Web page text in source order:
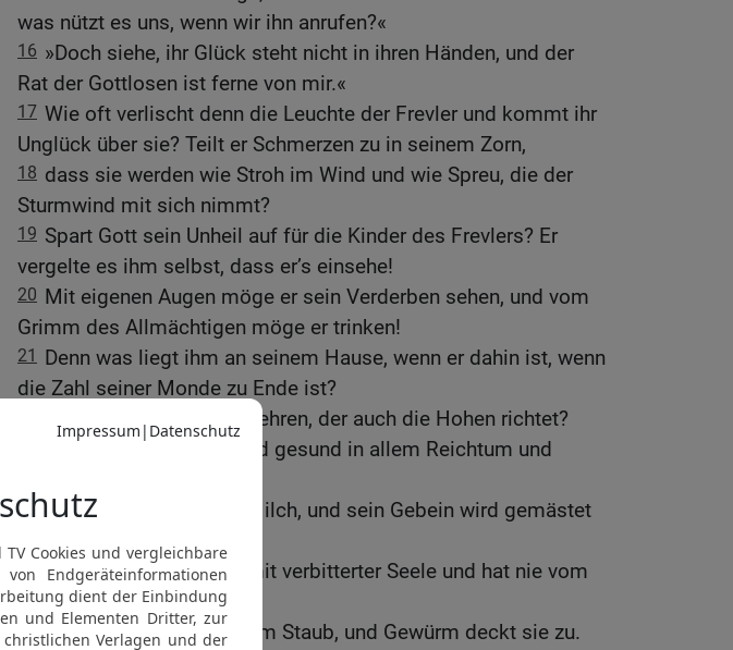
was nützt es uns, wenn wir ihn anrufen?«
16 »Doch siehe, ihr Glück steht nicht in ihren Händen, und der
Rat der Gottlosen ist ferne von mir.«
17 Wie oft verlischt denn die Leuchte der Frevler und kommt ihr
Unglück über sie? Teilt er Schmerzen zu in seinem Zorn,
18 dass sie werden wie Stroh im Wind und wie Spreu, die der
Sturmwind mit sich nimmt?
19 Spart Gott sein Unheil auf für die Kinder des Frevlers? Er
vergelte es ihm selbst, dass er’s einsehe!
20 Mit eigenen Augen möge er sein Verderben sehen, und vom
Grimm des Allmächtigen möge er trinken!
21
Denn was liegt ihm an seinem Hause, wenn er dahin ist, wenn
die Zahl seiner Monde zu Ende ist?
Wer will Gott Weisheit lehren, der auch die Hohen richtet?
Der eine stirbt frisch und gesund in allem Reichtum und
24 sein Melkfass ist voll Milch, und sein Gebein wird gemästet
mit Mark;
25
der andere aber stirbt mit verbitterter Seele und hat nie vom
Glück gekostet,
26 miteinander liegen sie im Staub, und Gewürm deckt sie zu.